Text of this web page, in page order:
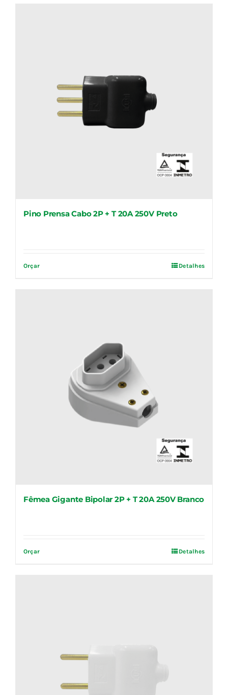
Pino Prensa Cabo 2P + T 20A 250V Preto
Orçar Detalhes
Fêmea Gigante Bipolar 2P + T 20A 250V Branco
Orçar Detalhes